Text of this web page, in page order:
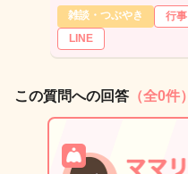
雑談・つぶやき 行事
LINE
この質問への回答 （全0件）